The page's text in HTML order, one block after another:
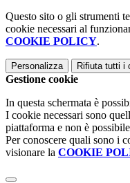
Questo sito o gli strumenti
cookie necessari al
COOKIE POLICY.
Personalizza Rifiuta tutti i
Gestione cookie
In questa schermata è
I cookie necessari sono
piattaforma e non è
Per conoscere quali sono i
visionare la COOKIE